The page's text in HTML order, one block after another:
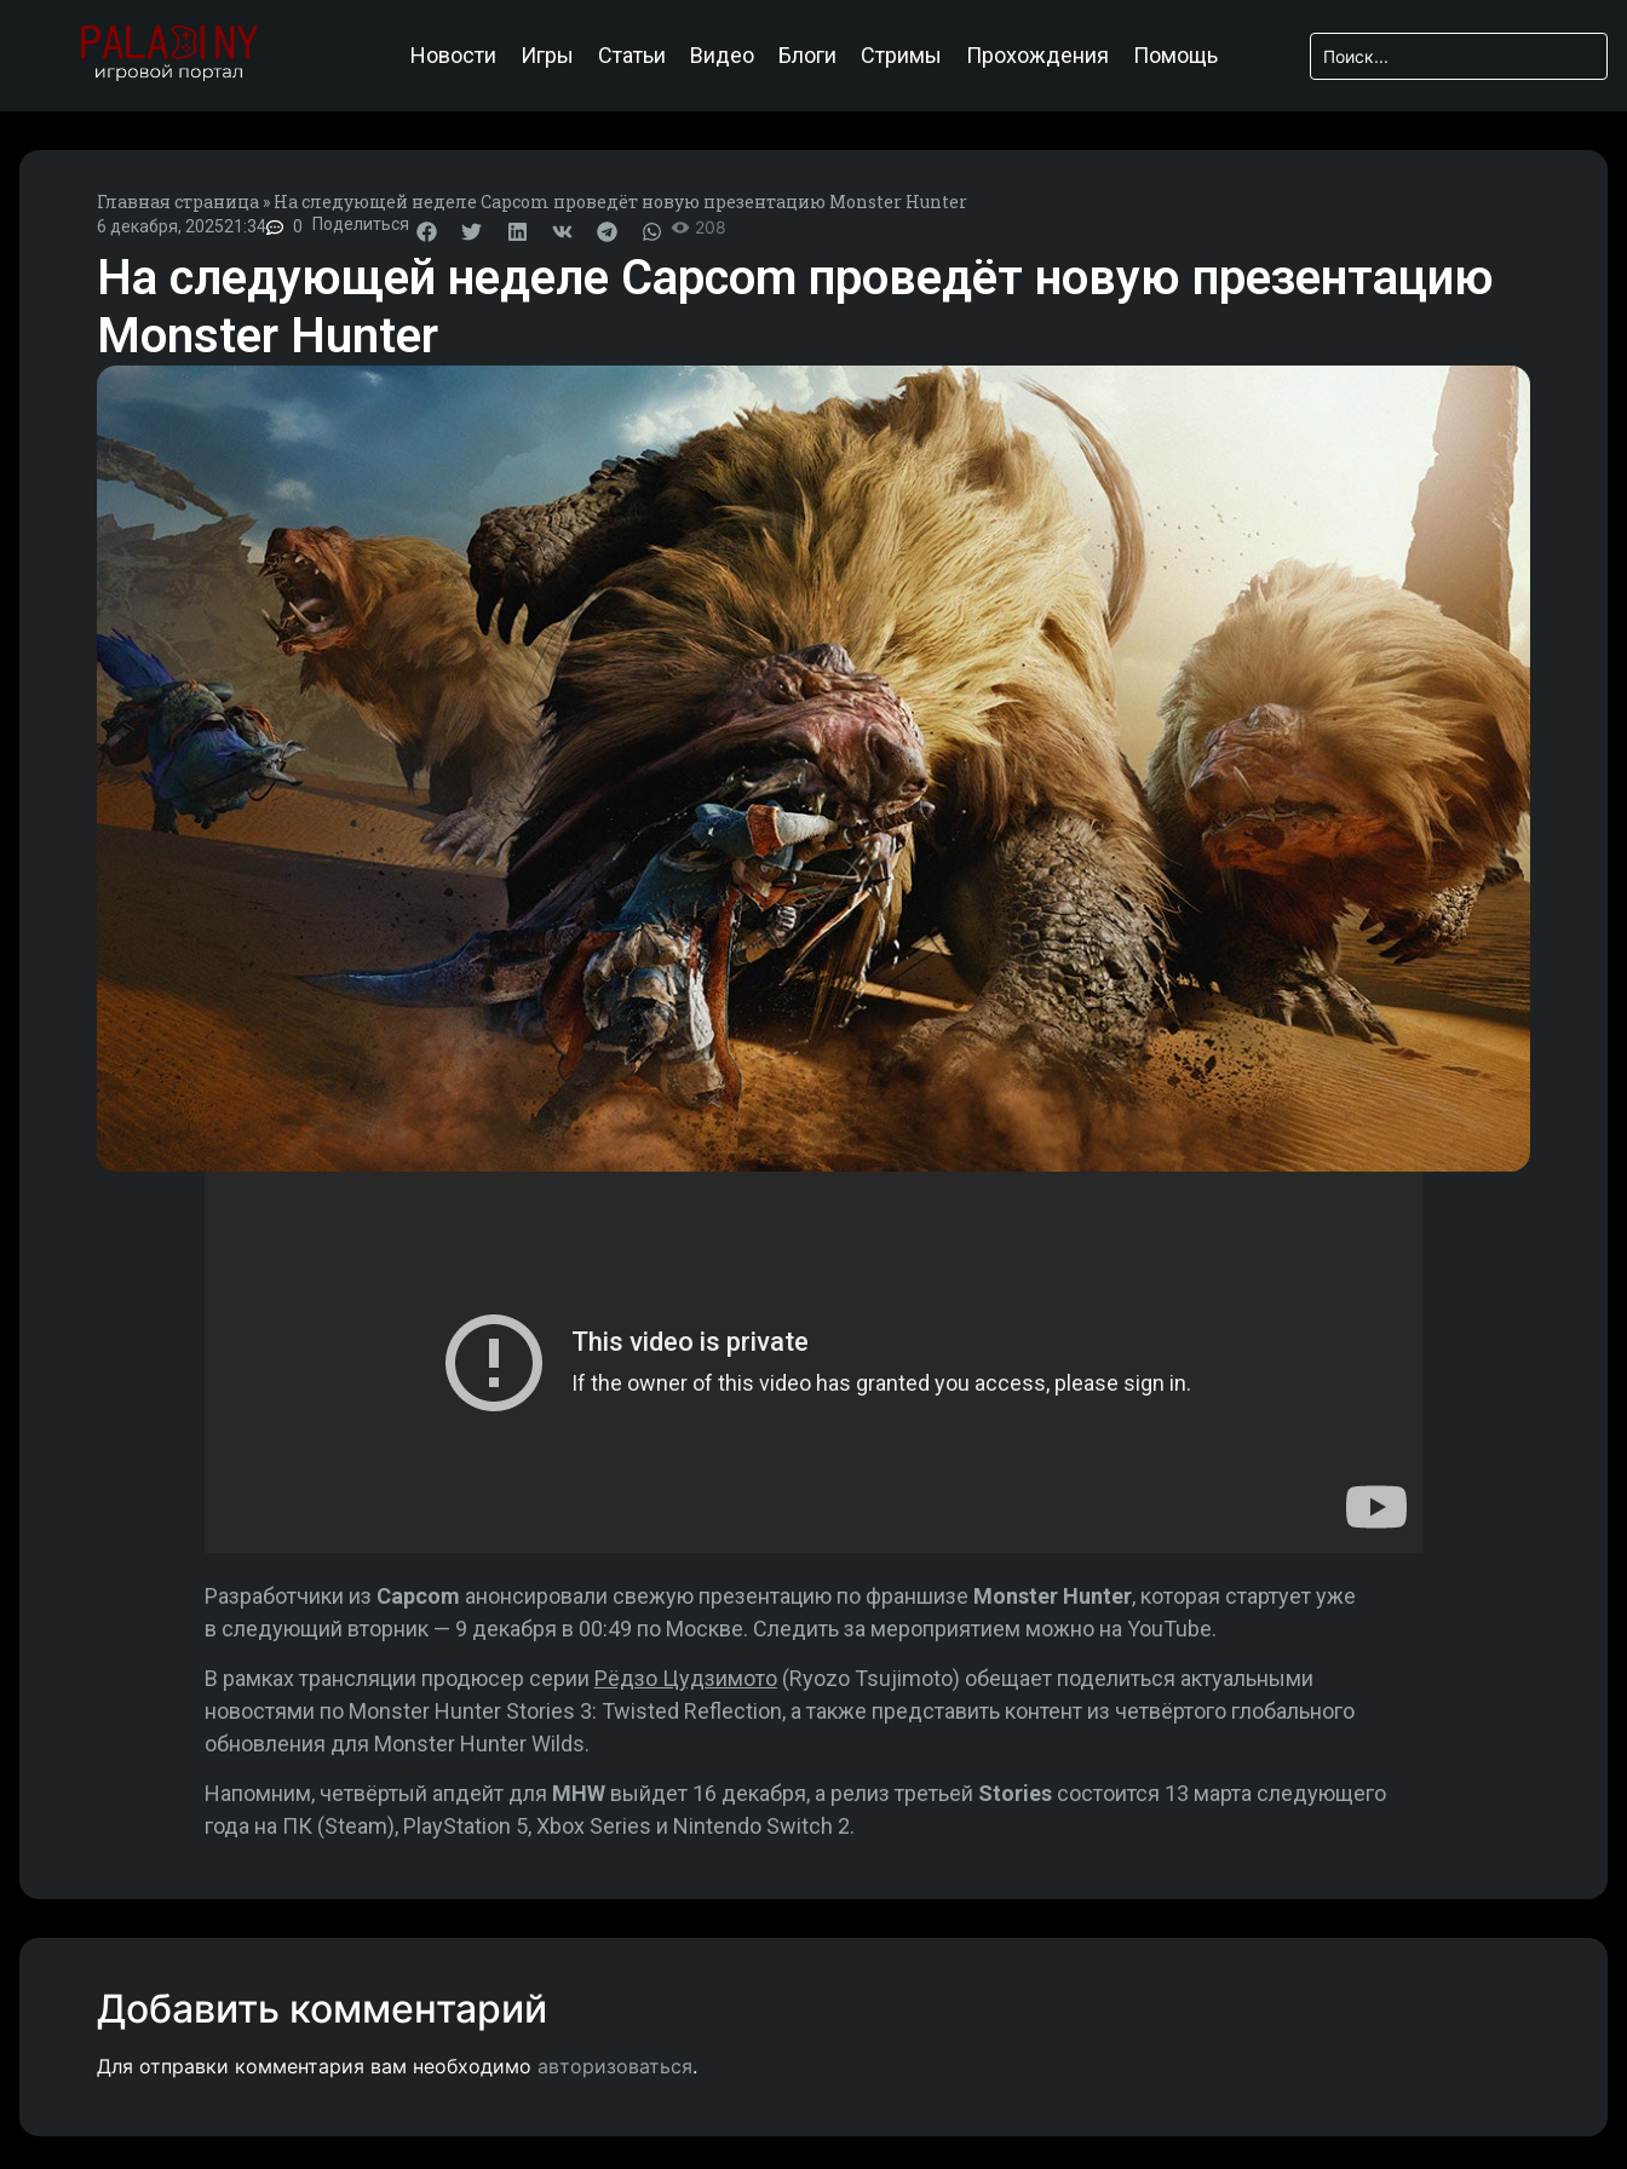
Новости Игры Статьи Видео Блоги Стримы Прохождения Помощь
Главная страница » На следующей неделе Capcom проведёт новую презентацию Monster Hunter
6 декабря, 202521:34 0 Поделиться 208
На следующей неделе Capcom проведёт новую презентацию
Monster Hunter
Разработчики из Capcom анонсировали свежую презентацию по франшизе Monster Hunter, которая стартует уже
в следующий вторник — 9 декабря в 00:49 по Москве. Следить за мероприятием можно на YouTube.
В рамках трансляции продюсер серии Рёдзо Цудзимото(Ryozo Tsujimoto) обещает поделиться актуальными
новостями по Monster Hunter Stories 3: Twisted Reflection, а также представить контент из четвёртого глобального
обновления для Monster Hunter Wilds.
Напомним, четвёртый апдейт для MHW выйдет 16 декабря, а релиз третьей Storiesсостоится 13 марта следующего
года на ПК (Steam), PlayStation 5, Xbox Series и Nintendo Switch 2.
Добавить комментарий
Для отправки комментария вам необходимо авторизоваться.